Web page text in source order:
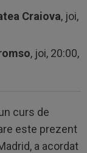
Craiova, joi,
, joi, 20:00,
curs de
este prezent
a acordat